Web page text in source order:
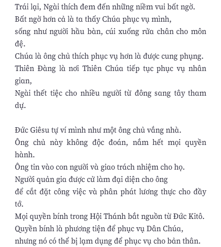
Trái lại, Ngài thích đem đến những niềm vui bất ngờ.
Bất ngờ hơn cả là ta thấy Chúa phục vụ mình,
sống như người hầu bàn, cúi xuống rửa chân cho môn
đệ.
Chúa là ông chủ thích phục vụ hơn là được cung phụng.
Thiên Ðàng là nơi Thiên Chúa tiếp tục phục vụ nhân
gian,
Ngài thết tiệc cho nhiều người từ đông sang tây tham
dự.
Ðức Giêsu tự ví mình như một ông chủ vắng nhà.
Ông chủ này không độc đoán, nắm hết mọi quyền
hành.
Ông tin vào con người và giao trách nhiệm cho họ.
Người quản gia được cử làm đại diện cho ông
để cắt đặt công việc và phân phát lương thực cho đầy
tớ.
Mọi quyền bính trong Hội Thánh bắt nguồn từ Ðức Kitô.
Quyền bính là phương tiện để phục vụ Dân Chúa,
nhưng nó có thể bị lạm dụng để phục vụ cho bản thân.